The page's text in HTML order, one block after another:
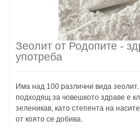
Зеолит от Родопите -
употреба
Има над 100 различни вида
подходящ за човешкото здраве е
зеленикав, като степента на
от която се добива.